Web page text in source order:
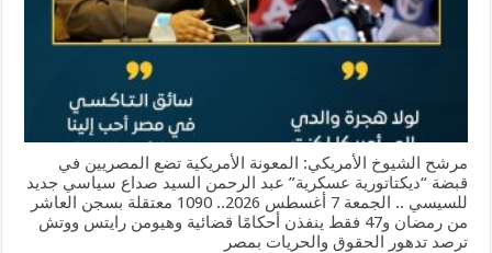
مرشح الشيوخ الأمريكي: المعونة الأمريكية تضع المصريين في
قبضة “ديكتاتورية عسكرية” عبد الرحمن السيد صداع سياسي جديد
للسيسي .. الجمعة 7 أغسطس 2026.. 1090 معتقلة بسجن العاشر
من رمضان و47 فقط ينفذن أحكامًا قضائية وهيومن رايتس ووتش
ترصد تدهور الحقوق والحريات بمصر